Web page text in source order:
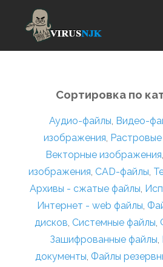
Сортировка по
Аудио-файлы, Видео-
изображения,
Векторные изображения,
изображения, CAD-файлы,
Архивы - сжатые файлы,
Интернет - web файлы,
дисков, Системные файлы,
Зашифрованные файлы,
документы, Файлы